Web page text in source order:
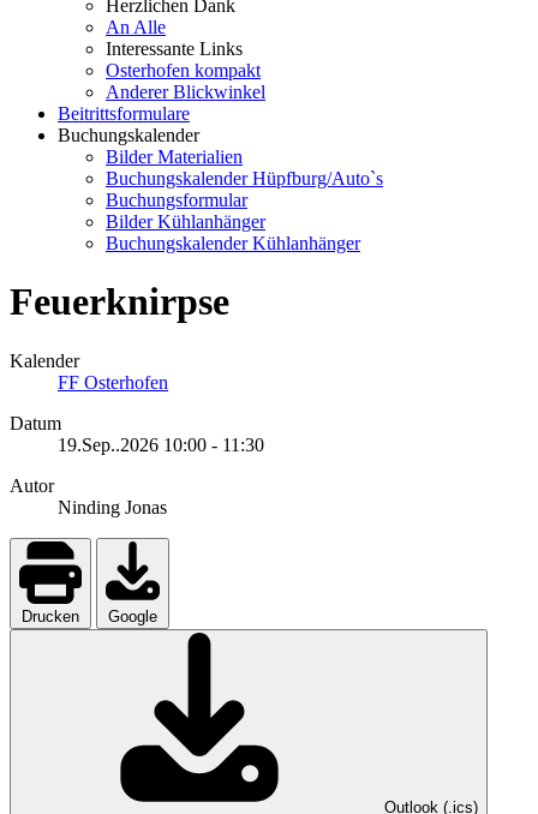
Herzlichen Dank
An Alle
Interessante Links
Osterhofen kompakt
Anderer Blickwinkel
Beitrittsformulare
Buchungskalender
Bilder Materialien
Buchungskalender Hüpfburg/Auto`s
Buchungsformular
Bilder Kühlanhänger
Buchungskalender Kühlanhänger
Feuerknirpse
Kalender
FF Osterhofen
Datum
19.Sep..2026 10:00 - 11:30
Autor
Ninding Jonas
Drucken Google
Outlook (.ics)